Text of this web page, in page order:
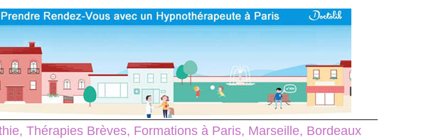
Thérapies Brèves, Formations à Paris, Marseille, Bordeaux